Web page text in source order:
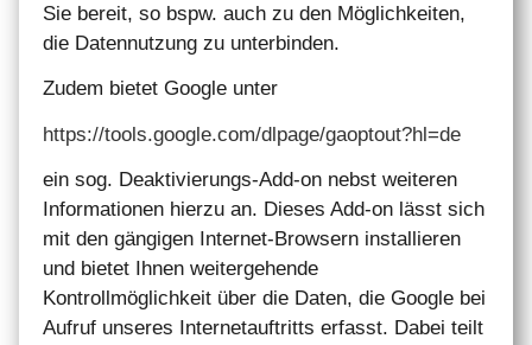
Sie bereit, so bspw. auch zu den Möglichkeiten,
die Datennutzung zu unterbinden.
Zudem bietet Google unter
https://tools.google.com/dlpage/gaoptout?hl=de
ein sog. Deaktivierungs-Add-on nebst weiteren
Informationen hierzu an. Dieses Add-on lässt sich
mit den gängigen Internet-Browsern installieren
und bietet Ihnen weitergehende
Kontrollmöglichkeit über die Daten, die Google bei
Aufruf unseres Internetauftritts erfasst. Dabei teilt